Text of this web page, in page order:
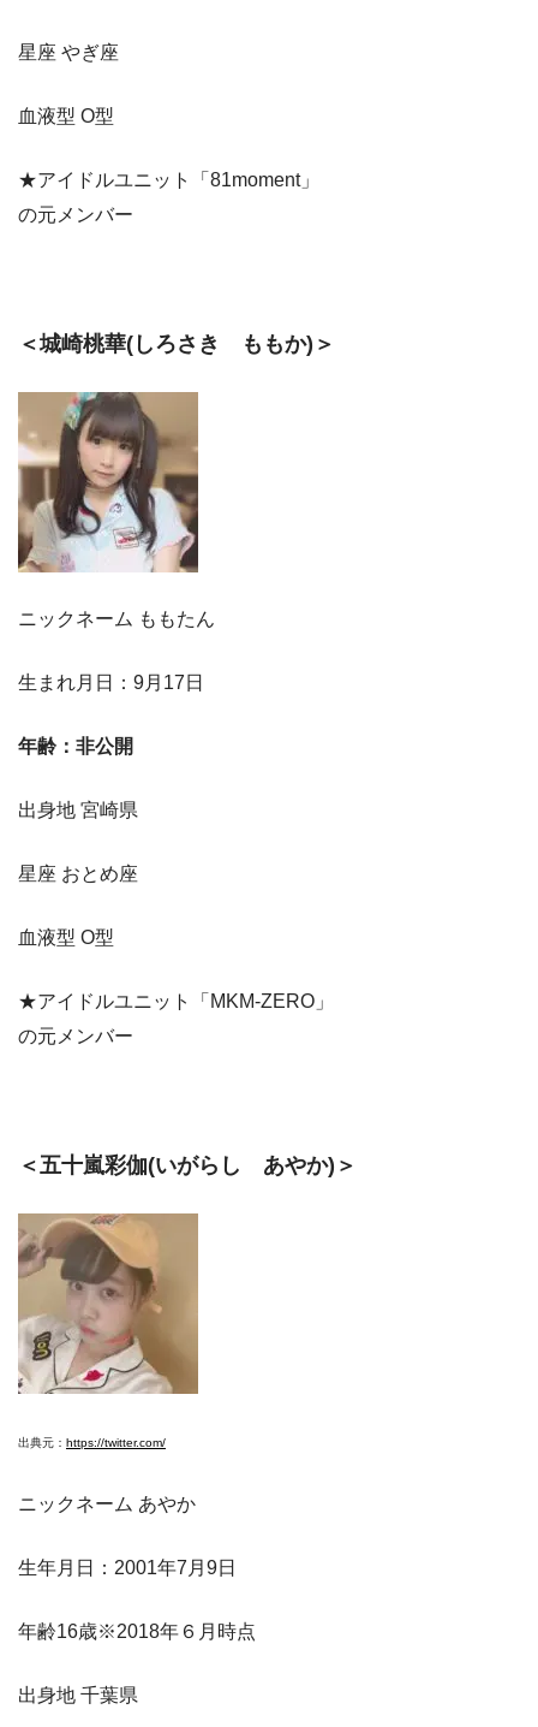
星座 やぎ座
血液型 O型
★アイドルユニット「81moment」
の元メンバー
＜城崎桃華(しろさき ももか)＞
ニックネーム ももたん
生まれ月日：9月17日
年齢：非公開
出身地 宮崎県
星座 おとめ座
血液型 O型
★アイドルユニット「MKM-ZERO」
の元メンバー
＜五十嵐彩伽(いがらし あやか)＞
出典元： https://twitter.com/
ニックネーム あやか
生年月日：2001年7月9日
年齢16歳※2018年６月時点
出身地 千葉県